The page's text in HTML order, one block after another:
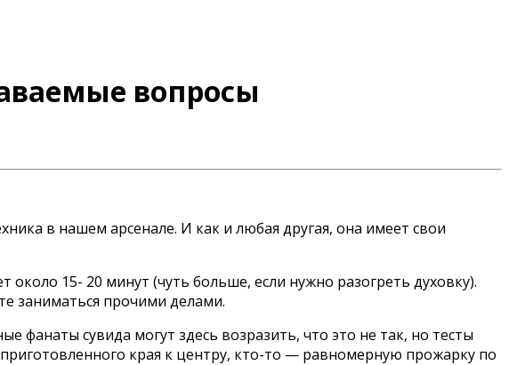
вопросы
в нашем арсенале. И как и любая другая, она имеет свои
15- 20 минут (чуть больше, если нужно разогреть духовку).
заниматься прочими делами.
фанаты сувида могут здесь возразить, что это не так, но тесты
края к центру, кто-то — равномерную прожарку по